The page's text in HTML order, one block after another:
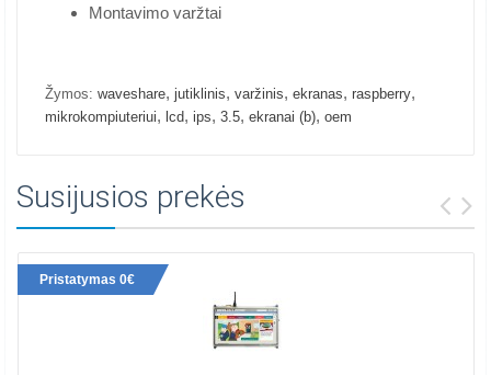
Montavimo varžtai
Žymos: waveshare, jutiklinis, varžinis, ekranas, raspberry,
mikrokompiuteriui, lcd, ips, 3.5, ekranai (b), oem
Susijusios prekės
Pristatymas 0€